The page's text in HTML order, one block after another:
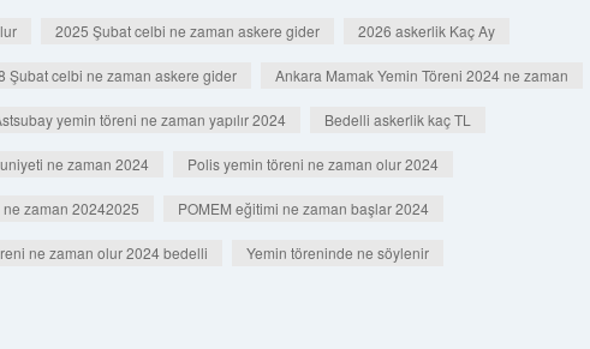
2025 Şubat celbi ne zaman askere gider 2026 askerlik Kaç Ay
Şubat celbi ne zaman askere gider Ankara Mamak Yemin Töreni 2024 ne zaman
yemin töreni ne zaman yapılır 2024 Bedelli askerlik kaç TL
ne zaman 2024 Polis yemin töreni ne zaman olur 2024
ne zaman 20242025 POMEM eğitimi ne zaman başlar 2024
ne zaman olur 2024 bedelli Yemin töreninde ne söylenir